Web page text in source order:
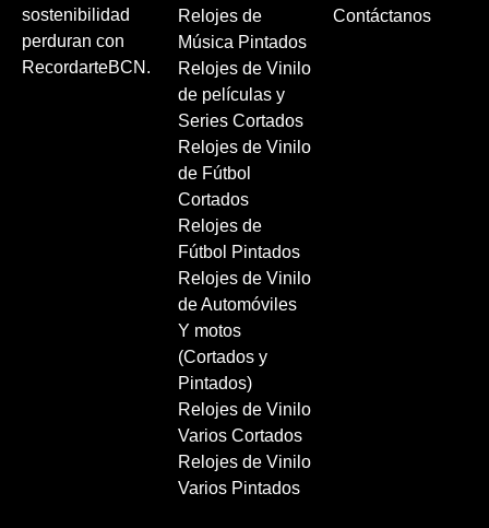
sostenibilidad
perduran con
RecordarteBCN.
Relojes de
Música Pintados
Relojes de Vinilo
de películas y
Series Cortados
Relojes de Vinilo
de Fútbol
Cortados
Relojes de
Fútbol Pintados
Relojes de Vinilo
de Automóviles
Y motos
(Cortados y
Pintados)
Relojes de Vinilo
Varios Cortados
Relojes de Vinilo
Varios Pintados
Contáctanos